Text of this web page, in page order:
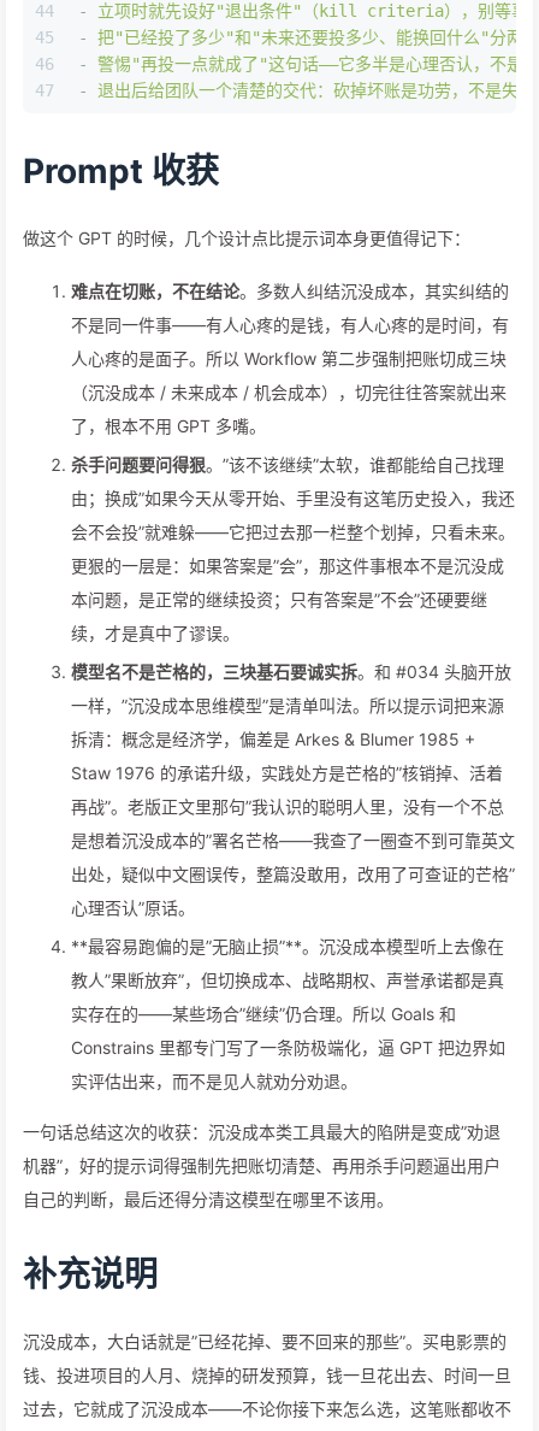
44
45
46
47
-
立项时就先设好"退出条件"（kill
criteria），别等事后
-
把"已经投了多少"和"未来还要投多少、能换回什么"分两
-
警惕"再投一点就成了"这句话——它多半是心理否认，不是
-
退出后给团队一个清楚的交代：砍掉坏账是功劳，不是失败
Prompt 收获
做这个 GPT 的时候，几个设计点比提示词本身更值得记下：
难点在切账，不在结论。多数人纠结沉没成本，其实纠结的
不是同一件事——有人心疼的是钱，有人心疼的是时间，有
人心疼的是面子。所以 Workflow 第二步强制把账切成三块
（沉没成本 / 未来成本 / 机会成本），切完往往答案就出来
了，根本不用 GPT 多嘴。
杀手问题要问得狠。”该不该继续”太软，谁都能给自己找理
由；换成”如果今天从零开始、手里没有这笔历史投入，我还
会不会投”就难躲——它把过去那一栏整个划掉，只看未来。
更狠的一层是：如果答案是”会”，那这件事根本不是沉没成
本问题，是正常的继续投资；只有答案是”不会”还硬要继
续，才是真中了谬误。
模型名不是芒格的，三块基石要诚实拆。和 #034 头脑开放
一样，”沉没成本思维模型”是清单叫法。所以提示词把来源
拆清：概念是经济学，偏差是 Arkes & Blumer 1985 +
Staw 1976 的承诺升级，实践处方是芒格的”核销掉、活着
再战”。老版正文里那句”我认识的聪明人里，没有一个不总
是想着沉没成本的”署名芒格——我查了一圈查不到可靠英文
出处，疑似中文圈误传，整篇没敢用，改用了可查证的芒格”
心理否认”原话。
**最容易跑偏的是”无脑止损”**。沉没成本模型听上去像在
教人”果断放弃”，但切换成本、战略期权、声誉承诺都是真
实存在的——某些场合”继续”仍合理。所以 Goals 和
Constrains 里都专门写了一条防极端化，逼 GPT 把边界如
实评估出来，而不是见人就劝分劝退。
一句话总结这次的收获：沉没成本类工具最大的陷阱是变成”劝退
机器”，好的提示词得强制先把账切清楚、再用杀手问题逼出用户
自己的判断，最后还得分清这模型在哪里不该用。
补充说明
沉没成本，大白话就是”已经花掉、要不回来的那些”。买电影票的
钱、投进项目的人月、烧掉的研发预算，钱一旦花出去、时间一旦
过去，它就成了沉没成本——不论你接下来怎么选，这笔账都收不